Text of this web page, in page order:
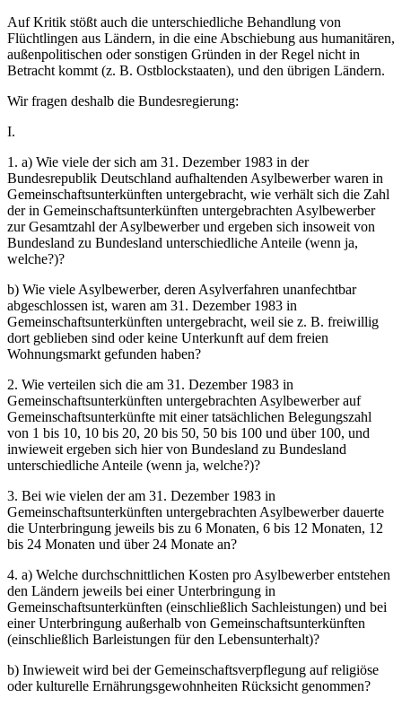
Auf Kritik stößt auch die unterschiedliche Behandlung von
Flüchtlingen aus Ländern, in die eine Abschiebung aus humanitären,
außenpolitischen oder sonstigen Gründen in der Regel nicht in
Betracht kommt (z. B. Ostblockstaaten), und den übrigen Ländern.
Wir fragen deshalb die Bundesregierung:
I.
1. a) Wie viele der sich am 31. Dezember 1983 in der
Bundesrepublik Deutschland aufhaltenden Asylbewerber waren in
Gemeinschaftsunterkünften untergebracht, wie verhält sich die Zahl
der in Gemeinschaftsunterkünften untergebrachten Asylbewerber
zur Gesamtzahl der Asylbewerber und ergeben sich insoweit von
Bundesland zu Bundesland unterschiedliche Anteile (wenn ja,
welche?)?
b) Wie viele Asylbewerber, deren Asylverfahren unanfechtbar
abgeschlossen ist, waren am 31. Dezember 1983 in
Gemeinschaftsunterkünften untergebracht, weil sie z. B. freiwillig
dort geblieben sind oder keine Unterkunft auf dem freien
Wohnungsmarkt gefunden haben?
2. Wie verteilen sich die am 31. Dezember 1983 in
Gemeinschaftsunterkünften untergebrachten Asylbewerber auf
Gemeinschaftsunterkünfte mit einer tatsächlichen Belegungszahl
von 1 bis 10, 10 bis 20, 20 bis 50, 50 bis 100 und über 100, und
inwieweit ergeben sich hier von Bundesland zu Bundesland
unterschiedliche Anteile (wenn ja, welche?)?
3. Bei wie vielen der am 31. Dezember 1983 in
Gemeinschaftsunterkünften untergebrachten Asylbewerber dauerte
die Unterbringung jeweils bis zu 6 Monaten, 6 bis 12 Monaten, 12
bis 24 Monaten und über 24 Monate an?
4. a) Welche durchschnittlichen Kosten pro Asylbewerber entstehen
den Ländern jeweils bei einer Unterbringung in
Gemeinschaftsunterkünften (einschließlich Sachleistungen) und bei
einer Unterbringung außerhalb von Gemeinschaftsunterkünften
(einschließlich Barleistungen für den Lebensunterhalt)?
b) Inwieweit wird bei der Gemeinschaftsverpflegung auf religiöse
oder kulturelle Ernährungsgewohnheiten Rücksicht genommen?